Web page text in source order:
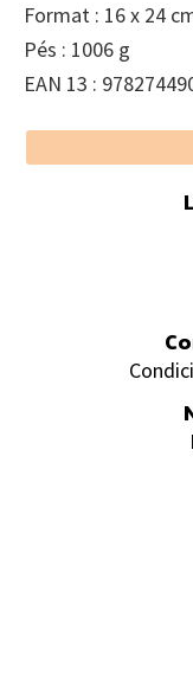
Format : 16 x 24
Pés : 1006 g
EAN 13 :
Footer